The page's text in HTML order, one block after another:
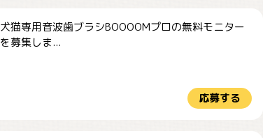
犬猫専用音波歯ブラシBOOOOMプロの無料モニター
を募集しま...
応募する